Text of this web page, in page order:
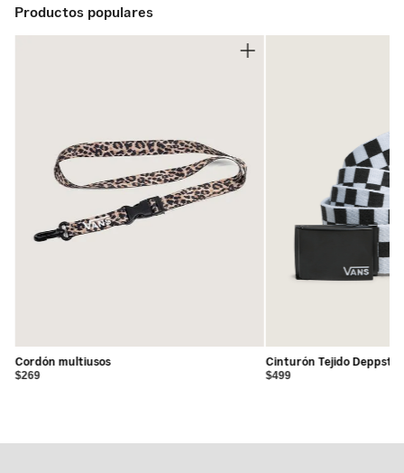
Productos populares
Cordón multiusos
$269
Cinturón Tejido Deppster
$499